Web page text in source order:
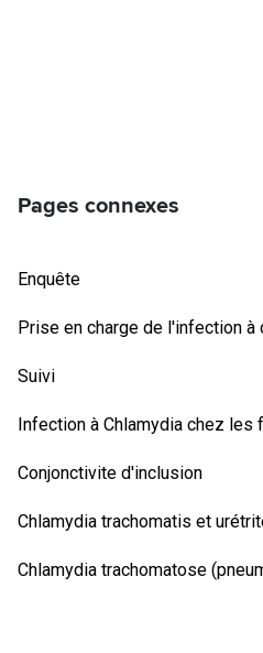
Pages connexes
Enquête
Prise en charge de l'infection à
Suivi
Infection à Chlamydia chez les
Conjonctivite d'inclusion
Chlamydia trachomatis et
Chlamydia trachomatose